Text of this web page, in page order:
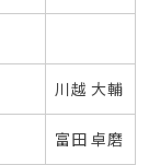
川越 大輔
富田 卓磨